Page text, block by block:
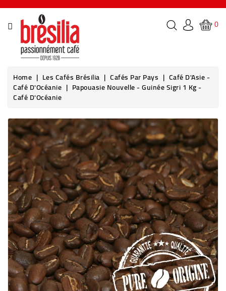
CATEGORY
PAGINDEX
CAFÉS
BRÉSILIA
THÉS
BOISSONS
&
COCKTAILS
MACHINES
À
CAFÉ
CAFÉ
BUREAU
NOUS
CONTACTER
0
Home Les Cafés Brésilia Cafés Par Pays Café D'Asie -
Café D'Océanie Papouasie Nouvelle - Guinée Sigri 1 Kg -
Café D'Océanie